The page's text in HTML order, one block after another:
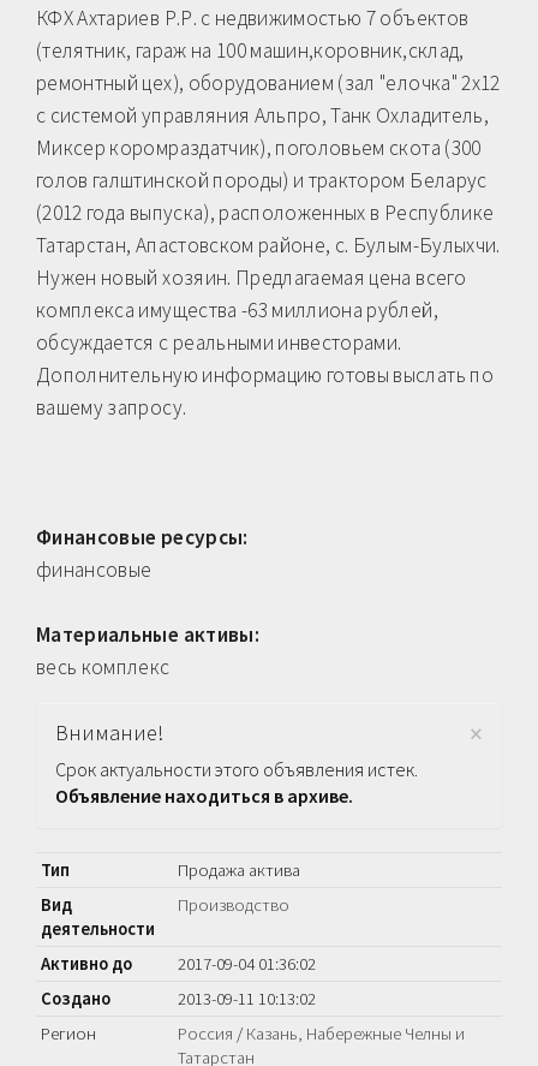
КФХ Ахтариев Р.Р. с недвижимостью 7 объектов
(телятник, гараж на 100 машин,коровник,склад,
ремонтный цех), оборудованием (зал "елочка" 2х12
с системой управляния Альпро, Танк Охладитель,
Миксер коромраздатчик), поголовьем скота (300
голов галштинской породы) и трактором Беларус
(2012 года выпуска), расположенных в Республике
Татарстан, Апастовском районе, с. Булым-Булыхчи.
Нужен новый хозяин. Предлагаемая цена всего
комплекса имущества -63 миллиона рублей,
обсуждается с реальными инвесторами.
Дополнительную информацию готовы выслать по
вашему запросу.
Финансовые ресурсы:
финансовые
Материальные активы:
весь комплекс
×
Внимание!
Срок актуальности этого объявления истек.
Объявление находиться в архиве.
Тип
Продажа актива
Вид
деятельности
Производство
Активно до
2017-09-04 01:36:02
Создано
2013-09-11 10:13:02
Регион
Россия / Казань, Набережные Челны и
Татарстан